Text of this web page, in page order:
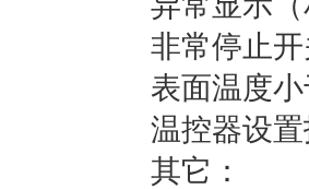
非常停止
表面温度
温控器设
其它：